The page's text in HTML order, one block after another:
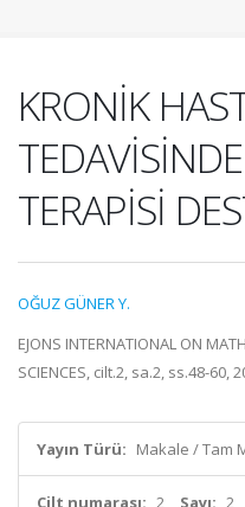
KRONİK
TERAPİSİ
OĞUZ GÜNER Y.
EJONS INTERNATIONAL ON
SCIENCES, cilt.2, sa.2, ss.48-60,
Yayın Türü: Makale / Tam
Cilt numarası: 2 Sayı: 2